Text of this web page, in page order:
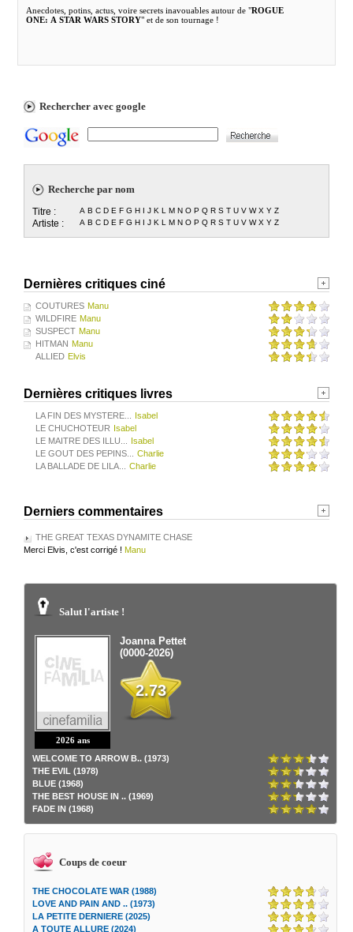
Anecdotes, potins, actus, voire secrets inavouables autour de "ROGUE
ONE: A STAR WARS STORY" et de son tournage !
Rechercher avec google
Recherche par nom
Titre : A B C D E F G H I J K L M N O P Q R S T U V W X Y Z
Artiste : A B C D E F G H I J K L M N O P Q R S T U V W X Y Z
Dernières critiques ciné
COUTURES Manu
WILDFIRE Manu
SUSPECT Manu
HITMAN Manu
ALLIED Elvis
Dernières critiques livres
LA FIN DES MYSTERE...
Isabel
LE CHUCHOTEUR Isabel
LE MAITRE DES ILLU...
Isabel
LE GOUT DES PEPINS...
Charlie
LA BALLADE DE LILA...
Charlie
Derniers commentaires
THE GREAT TEXAS DYNAMITE CHASE
Merci Elvis, c'est corrigé ! Manu
Salut l'artiste !
2026 ans
Joanna Pettet
(0000-2026)
2.73
WELCOME TO ARROW B.. (1973)
THE EVIL (1978)
BLUE (1968)
THE BEST HOUSE IN .. (1969)
FADE IN (1968)
Coups de coeur
THE CHOCOLATE WAR (1988)
LOVE AND PAIN AND .. (1973)
LA PETITE DERNIERE (2025)
A TOUTE ALLURE (2024)